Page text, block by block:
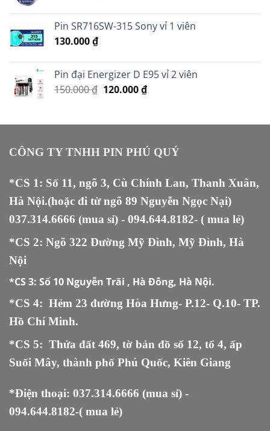
Pin SR716SW-315 Sony vỉ 1 viên
130.000₫
Pin đại Energizer D E95 vỉ 2 viên
150.000₫ Giá
150.000 ₫.
120.000₫Giá
là:
CÔNG TY TNHH PIN PHÚ QUÝ
*CS 1: Số 11, ngõ 3, Cù Chính Lan, Thanh Xuân,
Hà Nội.(hoặc đi từ ngõ 89 Nguyễn Ngọc Nại)
037.314.6666 (mua sỉ) - 094.644.8182- ( mua lẻ)
*CS 2: Ngõ 322 Đường Mỹ Đình, Mỹ Đình, Hà
Nội
*CS 3: Số 10 Nguyễn Trãi , Hà Đông, Hà Nội.
*CS 4: Hẻm 23 đường Hòa Hưng- P.12- Q.10- TP.
Hồ Chí Minh.
*CS 5: Thửa đất 469, tờ bản đồ số 12, tổ 4, ấp
Suối Mây, thành phố Phú Quốc, Kiên Giang
*Điện thoại: 037.314.6666 (mua sỉ) -
094.644.8182-( mua lẻ)